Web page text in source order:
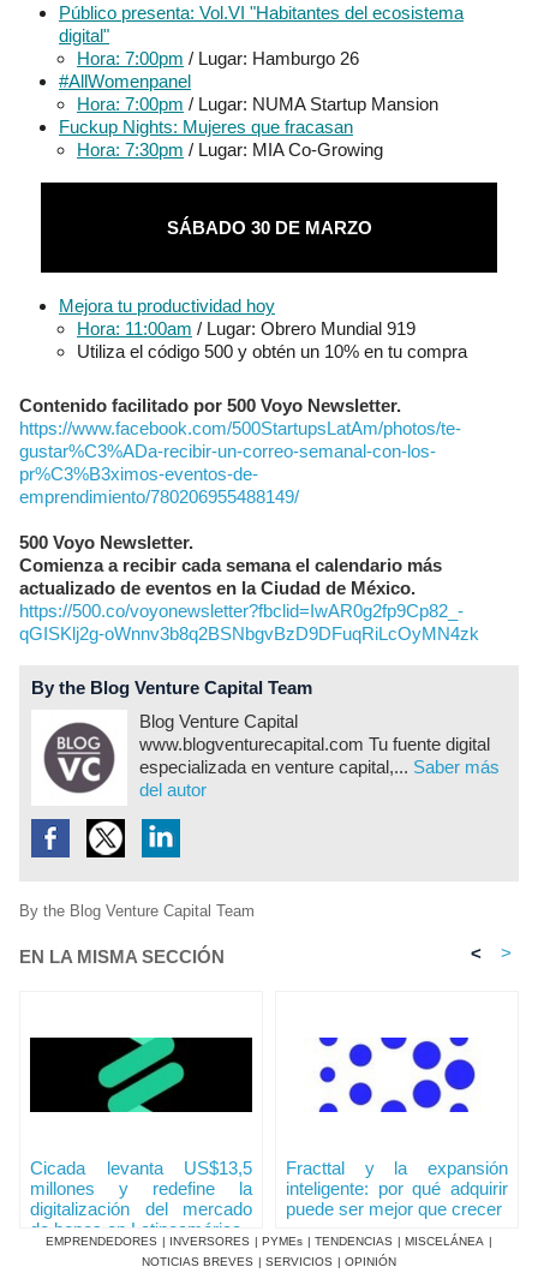
Público presenta: Vol.VI "Habitantes del ecosistema
digital"
Hora: 7:00pm / Lugar: Hamburgo 26
#AllWomenpanel
Hora: 7:00pm / Lugar: NUMA Startup Mansion
Fuckup Nights: Mujeres que fracasan
Hora: 7:30pm / Lugar: MIA Co-Growing
SÁBADO 30 DE MARZO
Mejora tu productividad hoy
Hora: 11:00am / Lugar: Obrero Mundial 919
Utiliza el código 500 y obtén un 10% en tu compra
Contenido facilitado por 500 Voyo Newsletter.
https://www.facebook.com/500StartupsLatAm/photos/te-
gustar%C3%ADa-recibir-un-correo-semanal-con-los-
pr%C3%B3ximos-eventos-de-
emprendimiento/780206955488149/
500 Voyo Newsletter.
Comienza a recibir cada semana el calendario más
actualizado de eventos en la Ciudad de México.
https://500.co/voyonewsletter?fbclid=IwAR0g2fp9Cp82_-
qGISKlj2g-oWnnv3b8q2BSNbgvBzD9DFuqRiLcOyMN4zk
By the Blog Venture Capital Team
Blog Venture Capital
www.blogventurecapital.com Tu fuente digital
especializada en venture capital,... Saber más
del autor
By the Blog Venture Capital Team
EN LA MISMA SECCIÓN < >
Cicada levanta US$13,5
millones y redefine la
digitalización del mercado
de bonos en Latinoamérica
Fracttal y la expansión
inteligente: por qué adquirir
puede ser mejor que crecer
EMPRENDEDORES | INVERSORES | PYMEs | TENDENCIAS | MISCELÁNEA |
NOTICIAS BREVES | SERVICIOS | OPINIÓN